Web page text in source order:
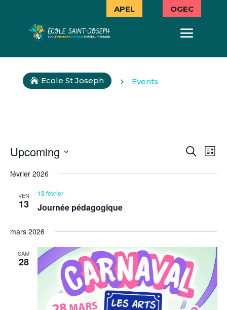
APEL OGEC
 Ecole St Joseph 5 Events
Search
List
Upcoming
date.
février 2026
VEN
13
13 février
Journée pédagogique
mars 2026
SAM
28